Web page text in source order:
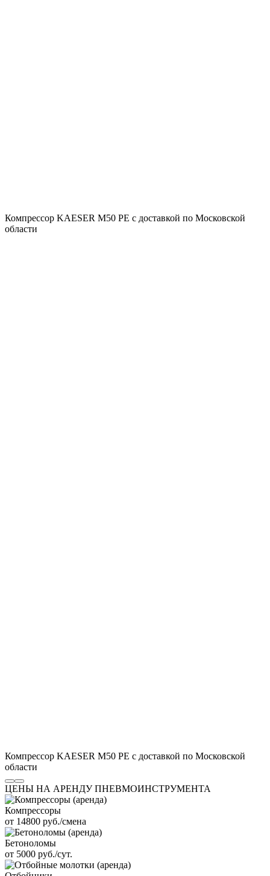
Компрессор KAESER M50 PE с доставкой по Московской
области
Компрессор KAESER M50 PE с доставкой по Московской
области
ЦЕНЫ НА АРЕНДУ ПНЕВМОИНСТРУМЕНТА
Компрессоры
от 14800 руб./смена
Бетоноломы
от 5000 руб./сут.